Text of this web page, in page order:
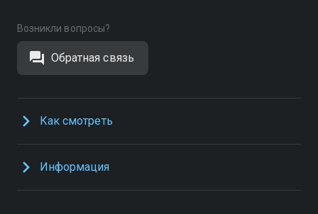
Возникли вопросы?
Обратная связь
Как смотреть
Информация